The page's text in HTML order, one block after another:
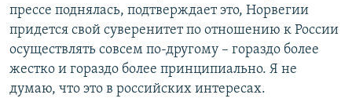
прессе поднялась, подтверждает это, Норвегии
придется свой суверенитет по отношению к России
осуществлять совсем по-другому – гораздо более
жестко и гораздо более принципиально. Я не
думаю, что это в российских интересах.